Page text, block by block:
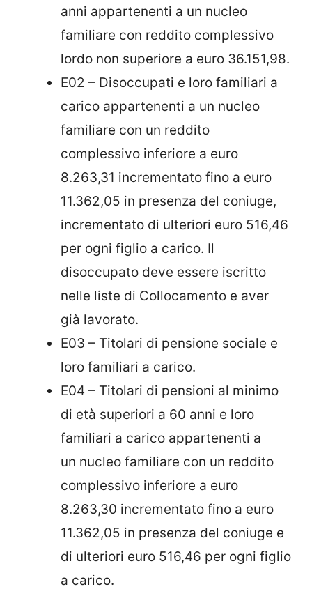
anni appartenenti a un nucleo
familiare con reddito complessivo
lordo non superiore a euro 36.151,98.
E02 – Disoccupati e loro familiari a
carico appartenenti a un nucleo
familiare con un reddito
complessivo inferiore a euro
8.263,31 incrementato fino a euro
11.362,05 in presenza del coniuge,
incrementato di ulteriori euro 516,46
per ogni figlio a carico. Il
disoccupato deve essere iscritto
nelle liste di Collocamento e aver
già lavorato.
E03 – Titolari di pensione sociale e
loro familiari a carico.
E04 – Titolari di pensioni al minimo
di età superiori a 60 anni e loro
familiari a carico appartenenti a
un nucleo familiare con un reddito
complessivo inferiore a euro
8.263,30 incrementato fino a euro
11.362,05 in presenza del coniuge e
di ulteriori euro 516,46 per ogni figlio
a carico.